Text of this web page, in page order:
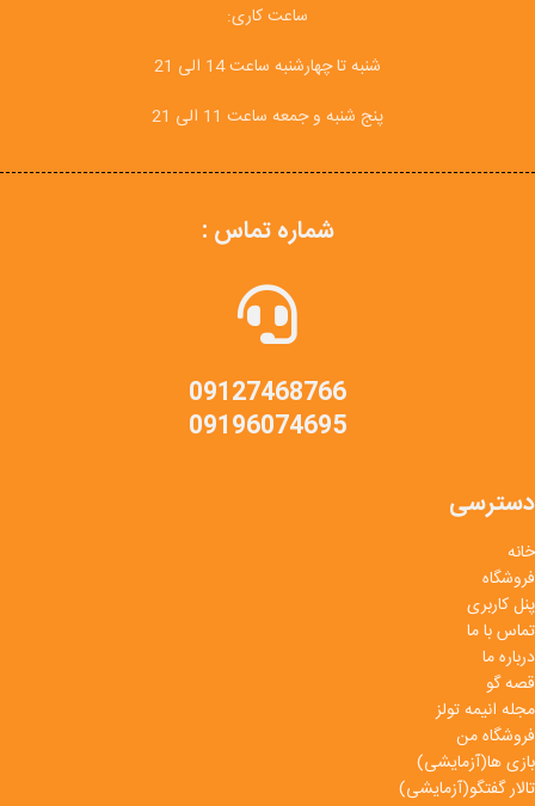
ساعت کاری:
شنبه تا چهارشنبه ساعت 14 الی 21
پنج شنبه و جمعه ساعت 11 الی 21
شماره تماس :
09127468766
09196074695
دسترسی
خانه
فروشگاه
پنل کاربری
تماس با ما
درباره ما
قصه گو
مجله انیمه تولز
فروشگاه من
بازی ها(آزمایشی)
تالار گفتگو(آزمایشی)